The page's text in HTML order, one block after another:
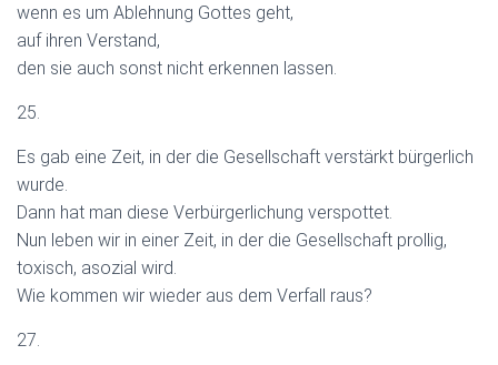
wenn es um Ablehnung Gottes geht,
auf ihren Verstand,
den sie auch sonst nicht erkennen lassen.
25.
Es gab eine Zeit, in der die Gesellschaft verstärkt bürgerlich
wurde.
Dann hat man diese Verbürgerlichung verspottet.
Nun leben wir in einer Zeit, in der die Gesellschaft prollig,
toxisch, asozial wird.
Wie kommen wir wieder aus dem Verfall raus?
27.